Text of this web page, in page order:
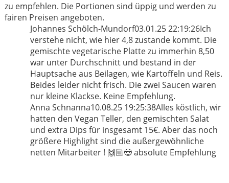
zu empfehlen. Die Portionen sind üppig und werden zu
fairen Preisen angeboten.
Johannes Schölch-Mundorf03.01.25 22:19:26Ich
verstehe nicht, wie hier 4,8 zustande kommt. Die
gemischte vegetarische Platte zu immerhin 8,50
war unter Durchschnitt und bestand in der
Hauptsache aus Beilagen, wie Kartoffeln und Reis.
Beides leider nicht frisch. Die zwei Saucen waren
nur kleine Klackse. Keine Empfehlung.
Anna Schnanna10.08.25 19:25:38Alles köstlich, wir
hatten den Vegan Teller, den gemischten Salat
und extra Dips für insgesamt 15€. Aber das noch
größere Highlight sind die außergewöhnliche
netten Mitarbeiter ! 🙌🏼😍 absolute Empfehlung